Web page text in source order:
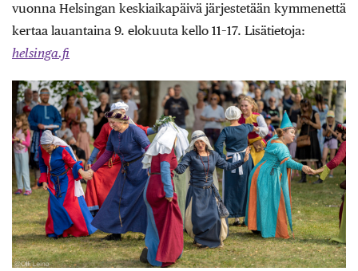
vuonna Helsingan keskiaikapäivä järjestetään kymmenettä
kertaa lauantaina 9. elokuuta kello 11–17. Lisätietoja:
helsinga.fi